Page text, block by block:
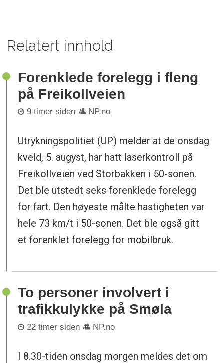
Relatert innhold
Forenklede forelegg i fleng
på Freikollveien
9 timer siden NP.no
Utrykningspolitiet (UP) melder at de onsdag
kveld, 5. augyst, har hatt laserkontroll på
Freikollveien ved Storbakken i 50-sonen.
Det ble utstedt seks forenklede forelegg
for fart. Den høyeste målte hastigheten var
hele 73 km/t i 50-sonen. Det ble også gitt
et forenklet forelegg for mobilbruk.
To personer involvert i
trafikkulykke på Smøla
22 timer siden NP.no
I 8.30-tiden onsdag morgen meldes det om